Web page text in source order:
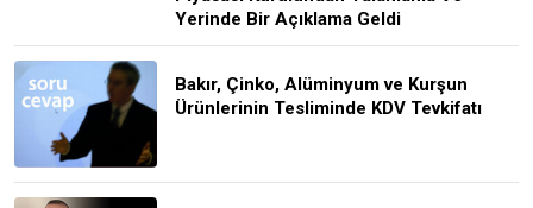
Yerinde Bir Açıklama Geldi
Bakır, Çinko, Alüminyum ve Kurşun
Ürünlerinin Tesliminde KDV Tevkifatı